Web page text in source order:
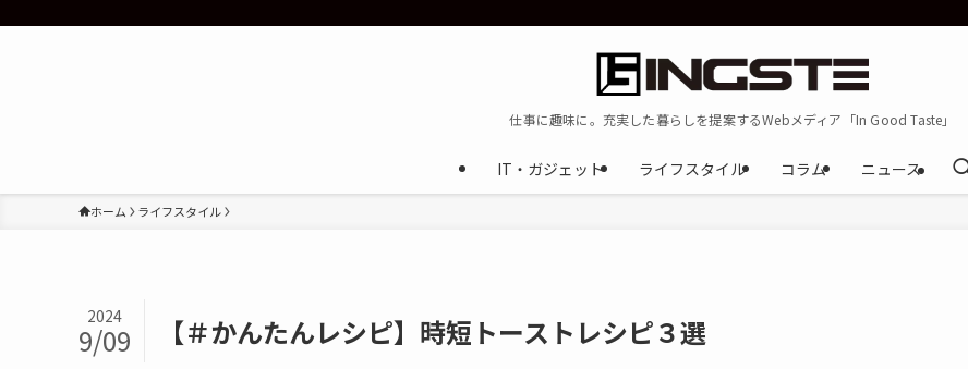
仕事に趣味に。充実した暮らしを提案するWebメディア「In Good Taste」
IT・ガジェット ライフスタイル コラム ニュース
ホーム ライフスタイル
【＃かんたんレシピ】時短トーストレシピ３選
2024
9/09